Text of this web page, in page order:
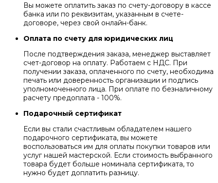
Вы можете оплатить заказ по счету-договору в кассе
банка или по реквизитам, указанным в счете-
договоре, через свой онлайн-банк.
Оплата по счету для юридических лиц
После подтверждения заказа, менеджер выставляет
счет-договор на оплату. Работаем с НДС. При
получении заказа, оплаченного по счету, необходима
печать или доверенность организации и подпись
уполномоченного лица. При оплате по безналичному
расчету предоплата - 100%.
Подарочный сертификат
Если вы стали счастливым обладателем нашего
подарочного сертификата, вы можете
воспользоваться им для оплаты покупки товаров или
услуг нашей мастерской. Если стоимость выбранного
товара будет больше номинала сертификата, то
нужно будет доплатить разницу.